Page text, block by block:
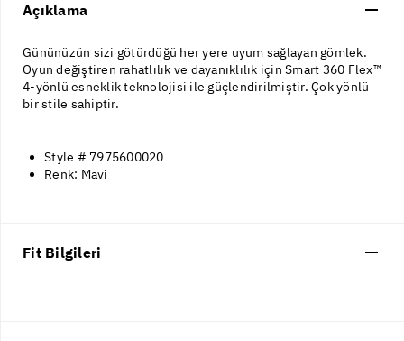
Açıklama
Gününüzün sizi götürdüğü her yere uyum sağlayan gömlek.
Oyun değiştiren rahatlılık ve dayanıklılık için Smart 360 Flex™
4-yönlü esneklik teknolojisi ile güçlendirilmiştir. Çok yönlü
bir stile sahiptir.
Style # 7975600020
Renk: Mavi
Fit Bilgileri